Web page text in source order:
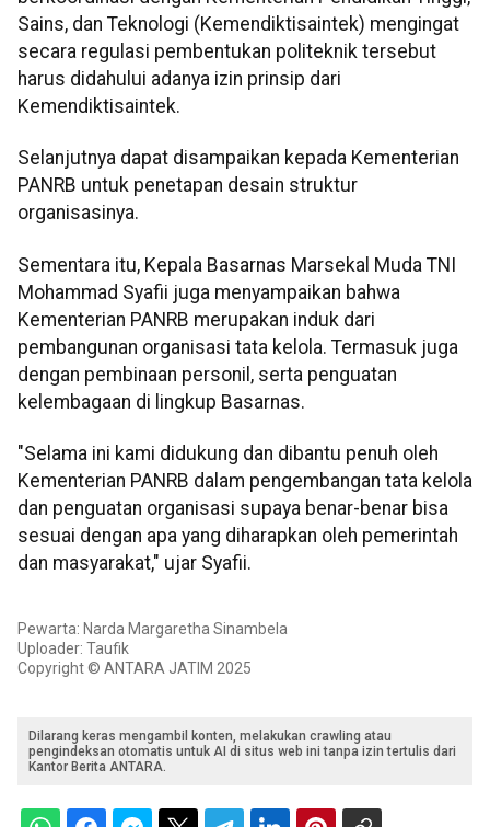
Sains, dan Teknologi (Kemendiktisaintek) mengingat
secara regulasi pembentukan politeknik tersebut
harus didahului adanya izin prinsip dari
Kemendiktisaintek.
Selanjutnya dapat disampaikan kepada Kementerian
PANRB untuk penetapan desain struktur
organisasinya.
Sementara itu, Kepala Basarnas Marsekal Muda TNI
Mohammad Syafii juga menyampaikan bahwa
Kementerian PANRB merupakan induk dari
pembangunan organisasi tata kelola. Termasuk juga
dengan pembinaan personil, serta penguatan
kelembagaan di lingkup Basarnas.
"Selama ini kami didukung dan dibantu penuh oleh
Kementerian PANRB dalam pengembangan tata kelola
dan penguatan organisasi supaya benar-benar bisa
sesuai dengan apa yang diharapkan oleh pemerintah
dan masyarakat," ujar Syafii.
Pewarta: Narda Margaretha Sinambela
Uploader: Taufik
Copyright © ANTARA JATIM 2025
Dilarang keras mengambil konten, melakukan crawling atau
pengindeksan otomatis untuk AI di situs web ini tanpa izin tertulis dari
Kantor Berita ANTARA.